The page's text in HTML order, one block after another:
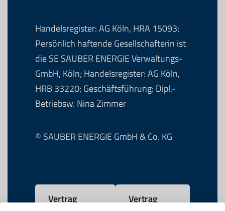
Handelsregister: AG Köln, HRA 15093;
Persönlich haftende Gesellschafterin ist
die SE SAUBER ENERGIE Verwaltungs-
GmbH, Köln; Handelsregister: AG Köln,
HRB 33220; Geschäftsführung: Dipl.-
Betriebsw. Nina Zimmer
© SAUBER ENERGIE GmbH & Co. KG
Vertrag
Vertrag